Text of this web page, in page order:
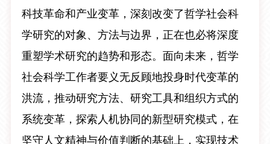
科技革命和产业变革，深刻改变了哲学社会科
学研究的对象、方法与边界，正在也必将深度
重塑学术研究的趋势和形态。面向未来，哲学
社会科学工作者要义无反顾地投身时代变革的
洪流，推动研究方法、研究工具和组织方式的
系统变革，探索人机协同的新型研究模式，在
坚守人文精神与价值判断的基础上，实现技术